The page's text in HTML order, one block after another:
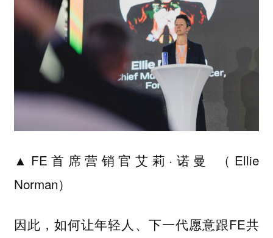
▲FE首席营销官艾莉·诺曼 （Ellie
Norman）
因此，如何让年轻人、下一代愿意跟FE共